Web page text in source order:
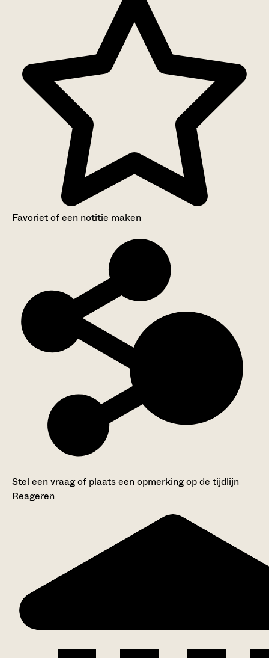
Favoriet of een notitie maken
Stel een vraag of plaats een opmerking op de tijdlijn
Reageren